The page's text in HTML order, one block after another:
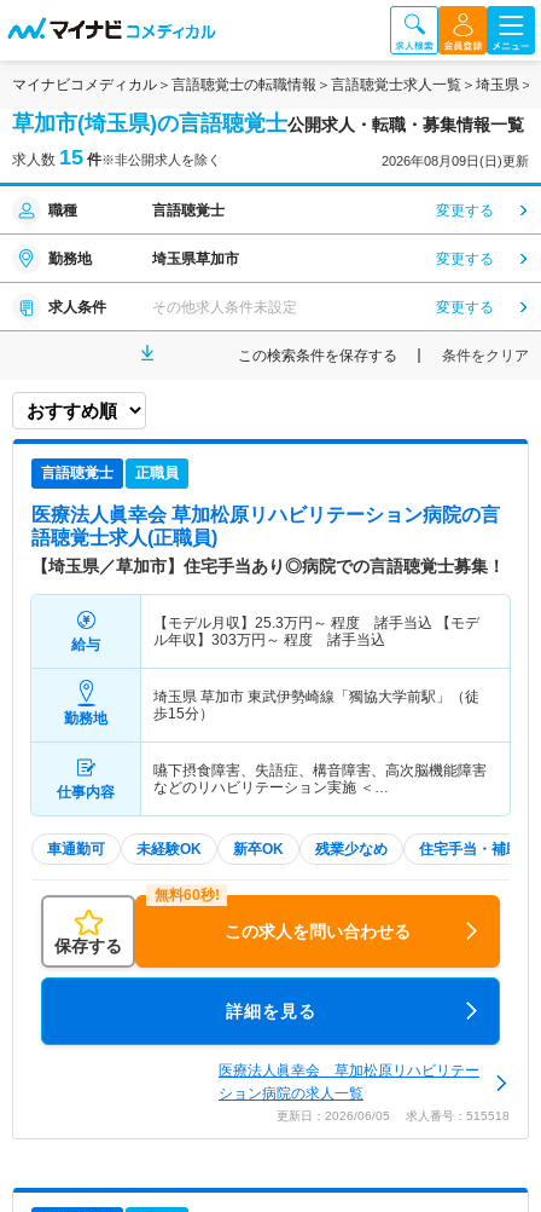
マイナビコメディカル 言語聴覚士の転職情報 言語聴覚士求人一覧 埼玉県
草加市(埼玉県)の言語聴覚士公開求人・転職・募集情報一覧
求人数 15 件※非公開求人を除く 2026年08月09日(日)更新
職種 言語聴覚士 変更する
勤務地 埼玉県草加市 変更する
求人条件 その他求人条件未設定 変更する
この検索条件を保存する 条件をクリア
言語聴覚士 正職員
医療法人眞幸会 草加松原リハビリテーション病院の言
語聴覚士求人(正職員)
【埼玉県／草加市】住宅手当あり◎病院での言語聴覚士募集！
給与
【モデル月収】 25.3万円～ 程度 諸手当込 【モデ
ル年収】 303万円～ 程度 諸手当込
勤務地
埼玉県 草加市 東武伊勢崎線「獨協大学前駅」（徒
歩15分）
仕事内容
嚥下摂食障害、失語症、構音障害、高次脳機能障害
などのリハビリテーション実施 ＜…
車通勤可 未経験OK 新卒OK 残業少なめ 住宅手当・補助
保存する
この求人を問い合わせる
詳細を見る
医療法人眞幸会 草加松原リハビリテー
ション病院の求人一覧
更新日：2026/06/05 求人番号：515518